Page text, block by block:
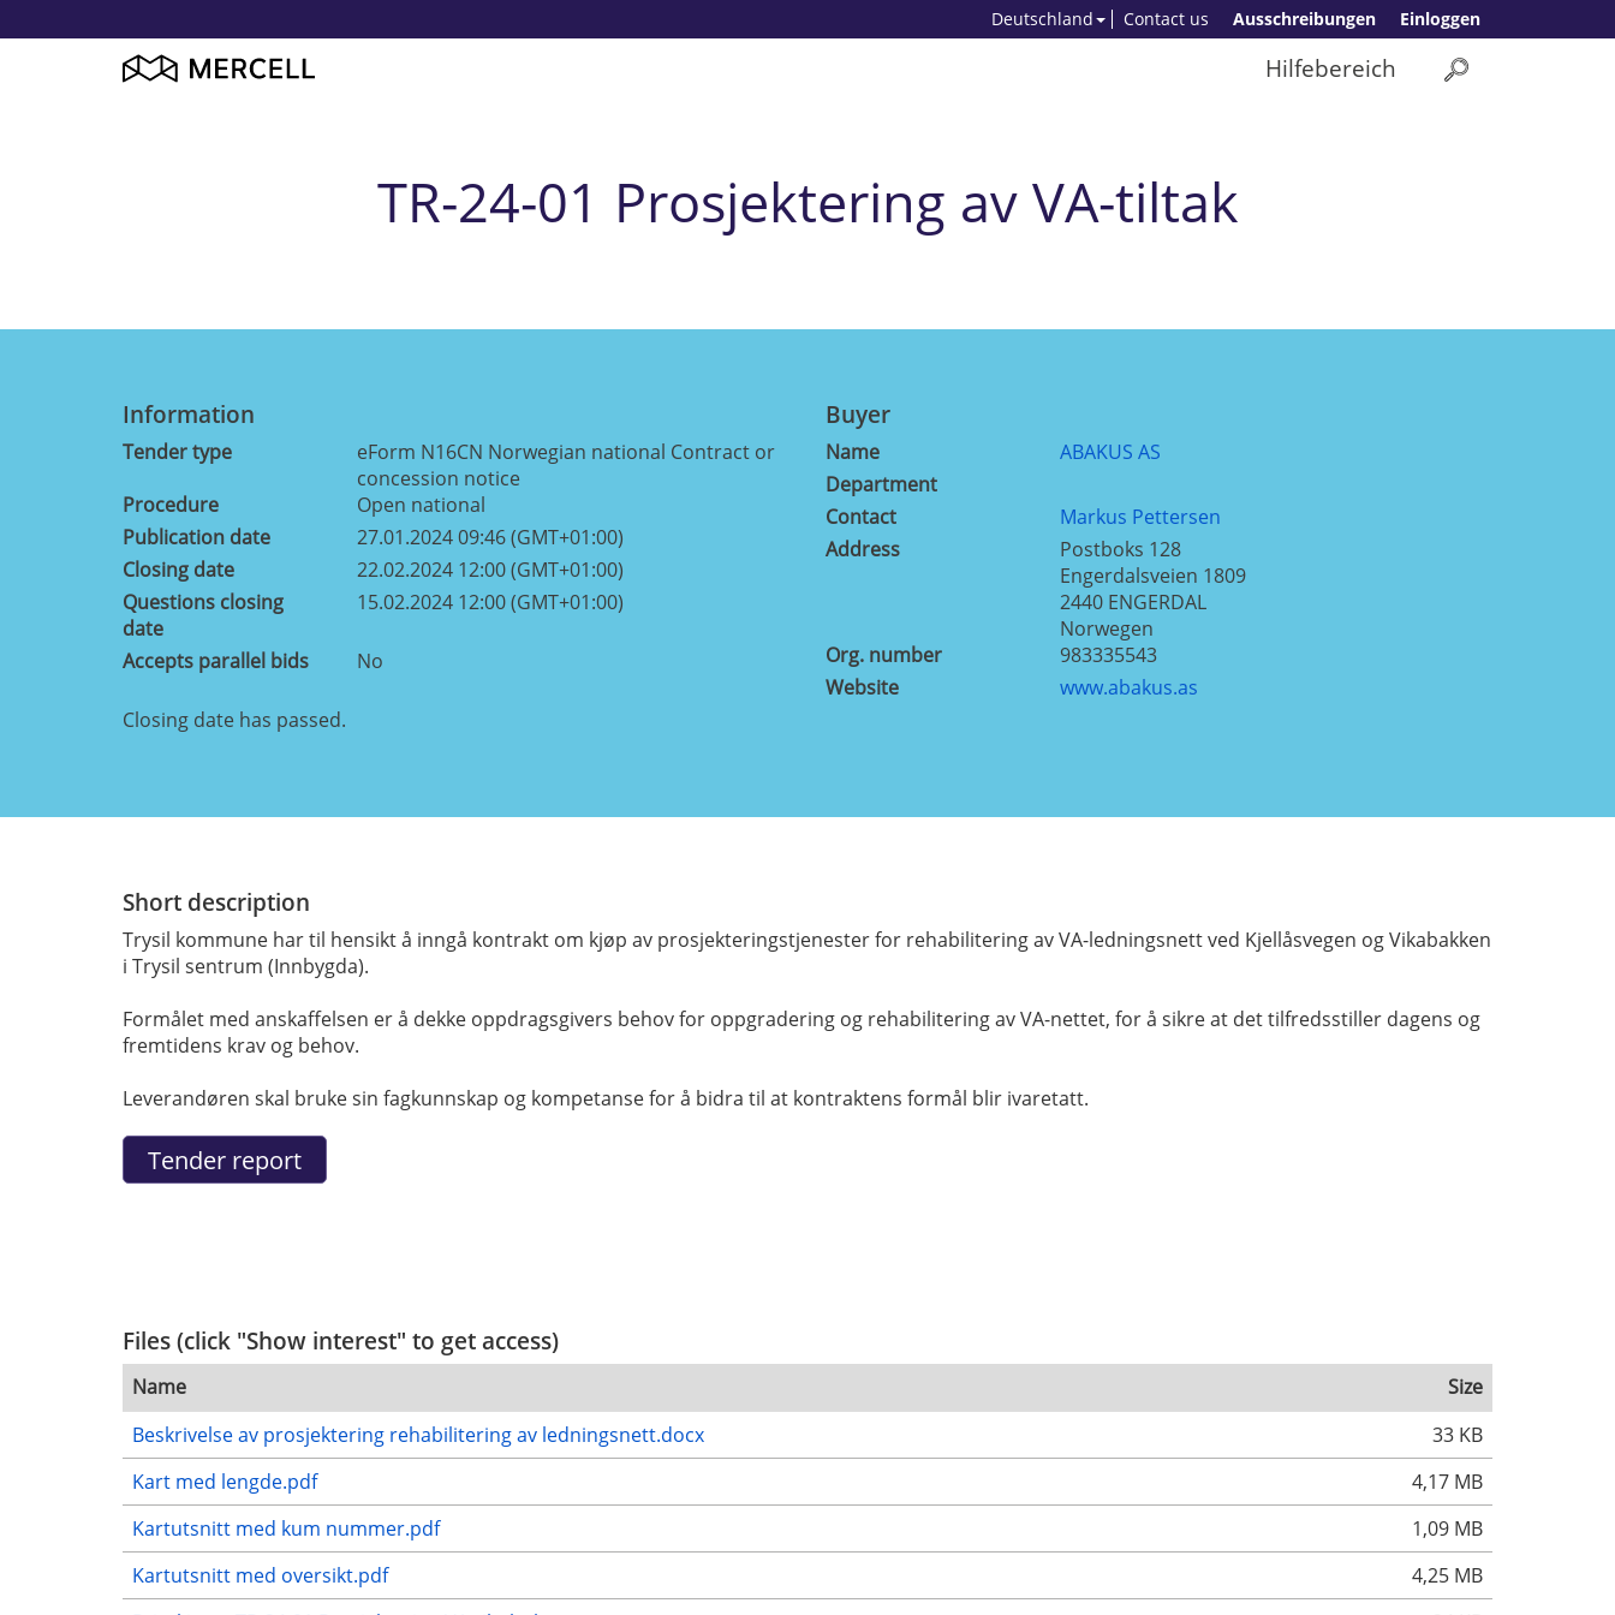
Einloggen
Ausschreibungen
Contact us
Deutschland
Hilfebereich
TR-24-01 Prosjektering av VA-tiltak
Information
Tender type
eForm N16CN Norwegian national Contract or
concession notice
Procedure
Open national
Publication date
27.01.2024 09:46 (GMT+01:00)
Closing date
22.02.2024 12:00 (GMT+01:00)
Questions closing
date
15.02.2024 12:00 (GMT+01:00)
Accepts parallel bids No
Buyer
Name
ABAKUS AS
Department
Contact
Markus Pettersen
Address
Postboks 128
Engerdalsveien 1809
2440 ENGERDAL
Norwegen
Org. number
983335543
Website
www.abakus.as
Closing date has passed.
Short description
Trysil kommune har til hensikt å inngå kontrakt om kjøp av prosjekteringstjenester for rehabilitering av VA-ledningsnett ved Kjellåsvegen og Vikabakken
i Trysil sentrum (Innbygda).
Formålet med anskaffelsen er å dekke oppdragsgivers behov for oppgradering og rehabilitering av VA-nettet, for å sikre at det tilfredsstiller dagens og
fremtidens krav og behov.
Leverandøren skal bruke sin fagkunnskap og kompetanse for å bidra til at kontraktens formål blir ivaretatt.
Files (click "Show interest" to get access)
Name
Size
Beskrivelse av prosjektering rehabilitering av ledningsnett.docx
33 KB
Kart med lengde.pdf
4,17 MB
Kartutsnitt med kum nummer.pdf
1,09 MB
Kartutsnitt med oversikt.pdf
4,25 MB